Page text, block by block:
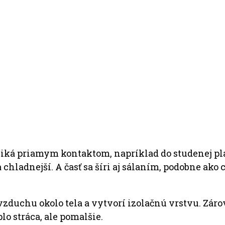
priamym kontaktom, napríklad do studenej
A časť sa šíri aj sálaním, podobne
okolo tela a vytvorí izolačnú vrstvu.
stráca, ale pomalšie.